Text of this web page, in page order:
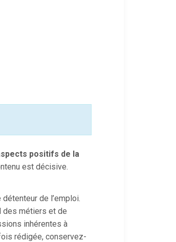
positifs de la
est décisive.
de l’emploi.
des métiers et de
inhérentes à
rédigée, conservez-